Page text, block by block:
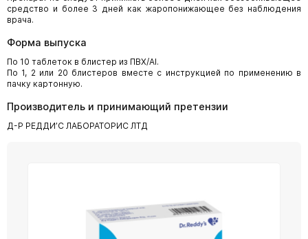
средство и более 3 дней как жаропонижающее без наблюдения
врача.
Форма выпуска
По 10 таблеток в блистер из ПВХ/Аl.
По 1, 2 или 20 блистеров вместе с инструкцией по применению в
пачку картонную.
Производитель и принимающий претензии
Д-Р РЕДДИ’С ЛАБОРАТОРИС ЛТД